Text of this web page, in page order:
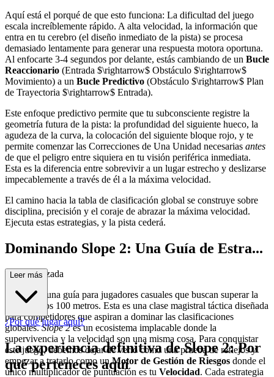
Aquí está el porqué de que esto funciona: La dificultad del juego
escala increíblemente rápido. A alta velocidad, la información que
entra en tu cerebro (el diseño inmediato de la pista) se procesa
demasiado lentamente para generar una respuesta motora oportuna.
Al enfocarte 3-4 segundos por delante, estás cambiando de un Bucle
Reaccionario (Entrada $\rightarrow$ Obstáculo $\rightarrow$
Movimiento) a un Bucle Predictivo (Obstáculo $\rightarrow$ Plan
de Trayectoria $\rightarrow$ Entrada).
Este enfoque predictivo permite que tu subconsciente registre la
geometría futura de la pista: la profundidad del siguiente hueco, la
agudeza de la curva, la colocación del siguiente bloque rojo, y te
permite comenzar las Correcciones de Una Unidad necesarias antes
de que el peligro entre siquiera en tu visión periférica inmediata.
Esta es la diferencia entre sobrevivir a un lugar estrecho y deslizarse
impecablemente a través de él a la máxima velocidad.
El camino hacia la tabla de clasificación global se construye sobre
disciplina, precisión y el coraje de abrazar la máxima velocidad.
Ejecuta estas estrategias, y la pista cederá.
Dominando Slope 2: Una Guía de Estra...
tegia Avanzada
Esta no es una guía para jugadores casuales que buscan superar la
marca de los 100 metros. Esta es una clase magistral táctica diseñada
para competidores que aspiran a dominar las clasificaciones
globales.Slope 2es un ecosistema implacable donde la
supervivencia y la velocidad son una misma cosa. Para conquistar
este juego, debemos dejar de verlo como una prueba de reflejos y
empezar a tratarlo como unMotor de Gestión de Riesgos donde el
único multiplicador de puntuación es tu Velocidad. Cada estrategia
Leer más
¿Por qué jugar aquí?
La experiencia definitiva de Slope 2: Por
qué perteneces aquí